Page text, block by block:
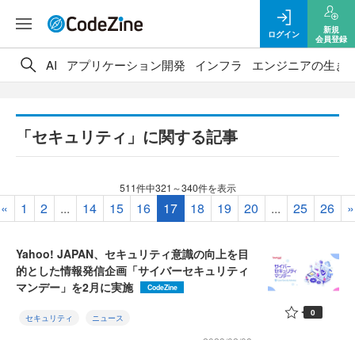
ログイン
新規
会員登録
AI アプリケーション開発 インフラ エンジニアの生き
「セキュリティ」に関する記事
511件中321～340件を表示
« 1 2 ... 14 15 16 17 18 19 20 ... 25 26 »
Yahoo! JAPAN、セキュリティ意識の向上を目
的とした情報発信企画「サイバーセキュリティ
マンデー」を2月に実施
CodeZine
セキュリティ ニュース 0